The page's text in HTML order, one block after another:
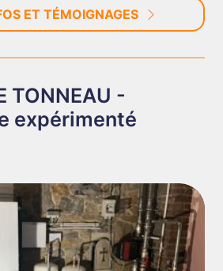
ET TÉMOIGNAGES
TONNEAU -
expérimenté